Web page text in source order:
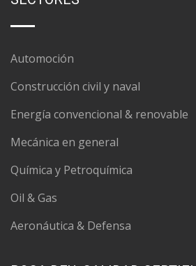
Automoción
Construcción civil y naval
Energía convencional & renovable
Mecánica en general
Química y Petroquímica
Oil & Gas
Aeronáutica & Defensa